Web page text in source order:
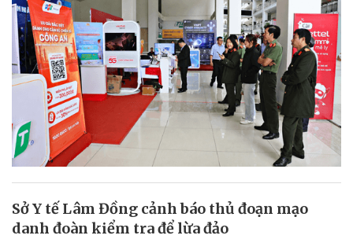
Sở Y tế Lâm Đồng cảnh báo thủ đoạn mạo
danh đoàn kiểm tra để lừa đảo